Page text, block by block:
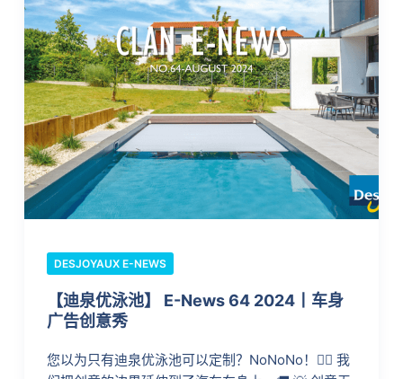
DESJOYAUX E-NEWS
【迪泉优泳池】 E-News 64 2024丨车身
广告创意秀
您以为只有迪泉优泳池可以定制？NoNoNo！🙅‍♀️ 我